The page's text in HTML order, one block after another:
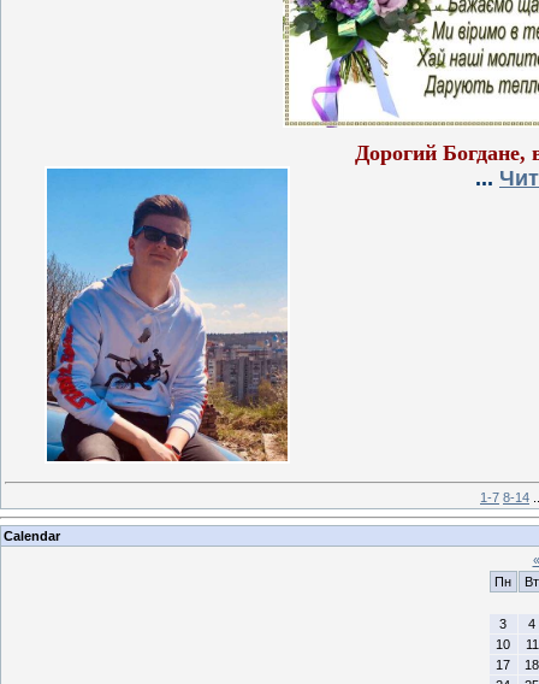
Дорогий Богдане,
...
1-7 8-14
Calendar
«
Пн
Вт
3
4
10
11
17
18